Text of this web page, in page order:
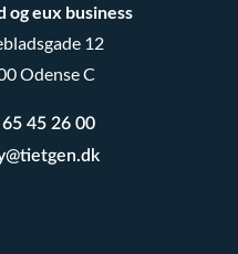
og eux business
12
Odense C
65 45 26 00